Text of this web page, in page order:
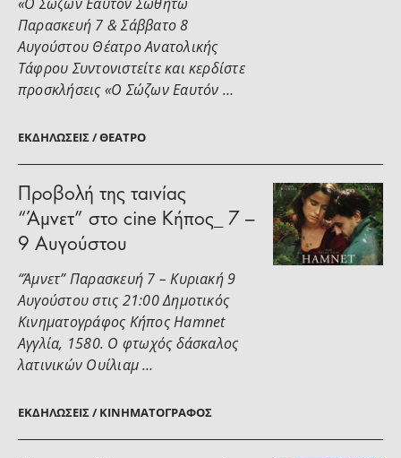
ΕΚΔΗΛΏΣΕΙΣ / ΘΈΑΤΡΟ
Παρασκευή 7 & Σάββατο 8
Αυγούστου Θέατρο Ανατολικής
Τάφρου Συντονιστείτε και κερδίστε
προσκλήσεις «Ο Σώζων Εαυτόν …
ΕΚΔΗΛΏΣΕΙΣ / ΚΙΝΗΜΑΤΟΓΡΆΦΟΣ
Προβολή της ταινίας
“Άμνετ” στο cine Κήπος_ 7 –
9 Αυγούστου
“Άμνετ” Παρασκευή 7 – Κυριακή 9
Αυγούστου στις 21:00 Δημοτικός
Κινηματογράφος Κήπος Hamnet
Αγγλία, 1580. Ο φτωχός δάσκαλος
λατινικών Ουίλιαμ …